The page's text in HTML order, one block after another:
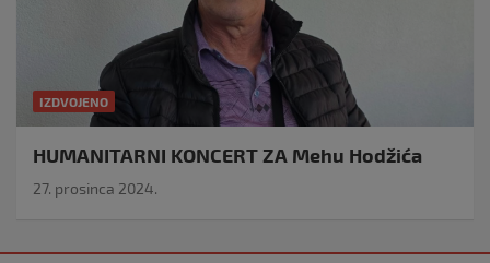
IZDVOJENO
HUMANITARNI KONCERT ZA Mehu Hodžića
27. prosinca 2024.